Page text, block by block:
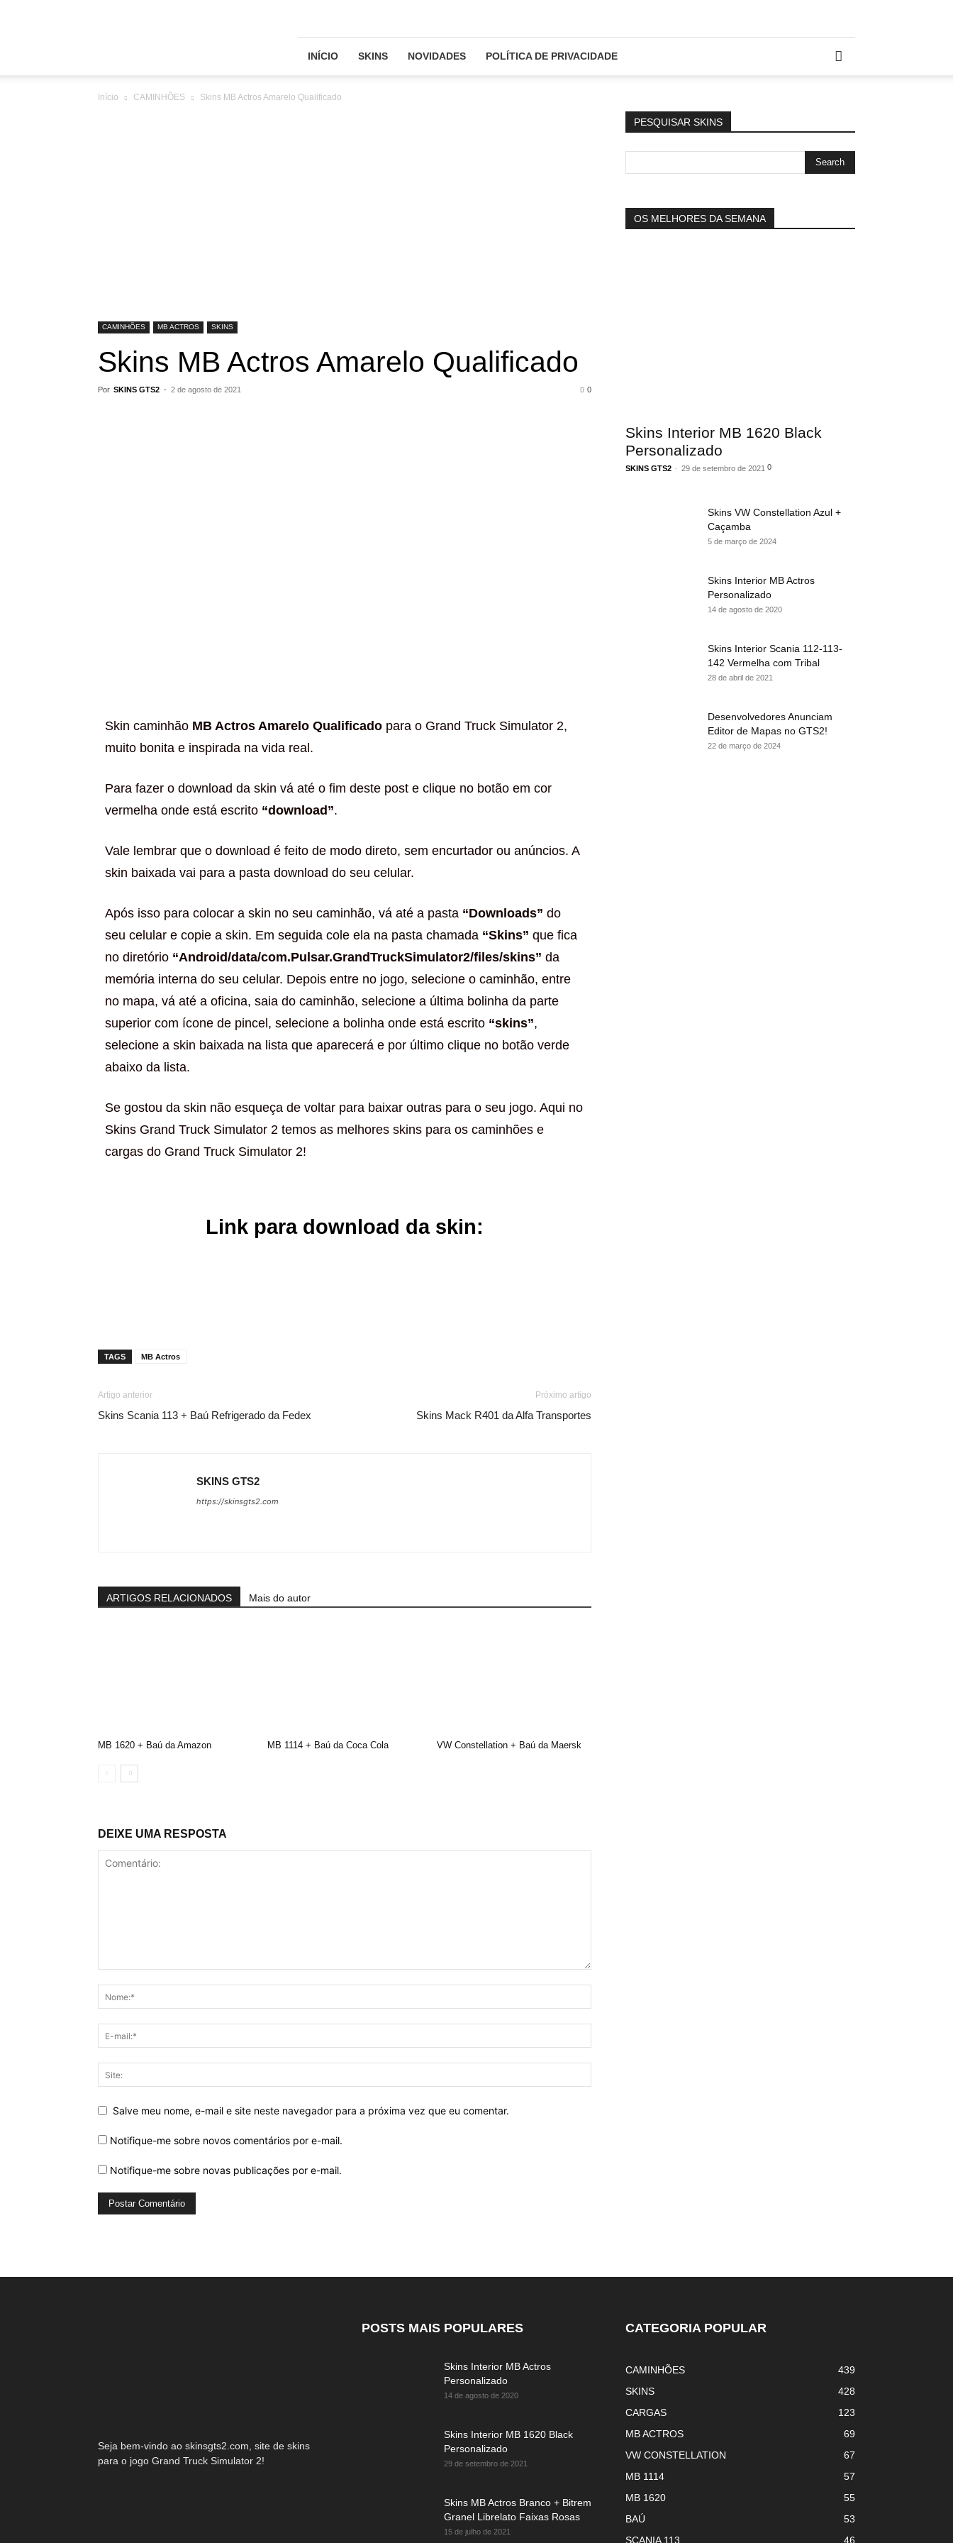
INÍCIO SKINS NOVIDADES POLÍTICA DE PRIVACIDADE
Início CAMINHÕES Skins MB Actros Amarelo Qualificado
CAMINHÕES MB ACTROS SKINS
Skins MB Actros Amarelo Qualificado
Por SKINS GTS2 - 2 de agosto de 2021 0
Skin caminhão MB Actros Amarelo Qualificado para o Grand Truck Simulator 2,
muito bonita e inspirada na vida real.
Para fazer o download da skin vá até o fim deste post e clique no botão em cor
vermelha onde está escrito “download”.
Vale lembrar que o download é feito de modo direto, sem encurtador ou anúncios. A
skin baixada vai para a pasta download do seu celular.
Após isso para colocar a skin no seu caminhão, vá até a pasta “Downloads” do
seu celular e copie a skin. Em seguida cole ela na pasta chamada “Skins” que fica
no diretório “Android/data/com.Pulsar.GrandTruckSimulator2/files/skins” da
memória interna do seu celular. Depois entre no jogo, selecione o caminhão, entre
no mapa, vá até a oficina, saia do caminhão, selecione a última bolinha da parte
superior com ícone de pincel, selecione a bolinha onde está escrito “skins”,
selecione a skin baixada na lista que aparecerá e por último clique no botão verde
abaixo da lista.
Se gostou da skin não esqueça de voltar para baixar outras para o seu jogo. Aqui no
Skins Grand Truck Simulator 2 temos as melhores skins para os caminhões e
cargas do Grand Truck Simulator 2!
Link para download da skin:
TAGS MB Actros
Artigo anterior
Skins Scania 113 + Baú Refrigerado da Fedex
Próximo artigo
Skins Mack R401 da Alfa Transportes
SKINS GTS2
https://skinsgts2.com
ARTIGOS RELACIONADOS Mais do autor
MB 1620 + Baú da Amazon MB 1114 + Baú da Coca Cola VW Constellation + Baú da Maersk
DEIXE UMA RESPOSTA
Salve meu nome, e-mail e site neste navegador para a próxima vez que eu comentar.
Notifique-me sobre novos comentários por e-mail.
Notifique-me sobre novas publicações por e-mail.
PESQUISAR SKINS
OS MELHORES DA SEMANA
Skins Interior MB 1620 Black
Personalizado
SKINS GTS2 - 29 de setembro de 2021 0
Skins VW Constellation Azul +
Caçamba
5 de março de 2024
Skins Interior MB Actros
Personalizado
14 de agosto de 2020
Skins Interior Scania 112-113-
142 Vermelha com Tribal
28 de abril de 2021
Desenvolvedores Anunciam
Editor de Mapas no GTS2!
22 de março de 2024
Seja bem-vindo ao skinsgts2.com, site de skins
para o jogo Grand Truck Simulator 2!
POSTS MAIS POPULARES
Skins Interior MB Actros
Personalizado
14 de agosto de 2020
Skins Interior MB 1620 Black
Personalizado
29 de setembro de 2021
Skins MB Actros Branco + Bitrem
Granel Librelato Faixas Rosas
15 de julho de 2021
CATEGORIA POPULAR
CAMINHÕES
439
SKINS
428
CARGAS
123
MB ACTROS
69
VW CONSTELLATION
67
MB 1114
57
MB 1620
55
BAÚ
53
SCANIA 113
46